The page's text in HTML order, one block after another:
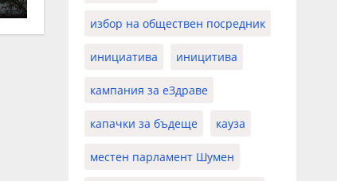
избор на обществен посредник
инициатива иницитива
кампания за еЗдраве
капачки за бъдеще кауза
местен парламент Шумен